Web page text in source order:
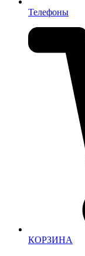
Телефоны
КОРЗИНА